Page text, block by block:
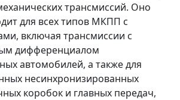
трансмиссий. Оно
для всех типов МКПП с
включая трансмиссии с
дифференциалом
автомобилей, а также для
несинхронизированных
коробок и главных передач,